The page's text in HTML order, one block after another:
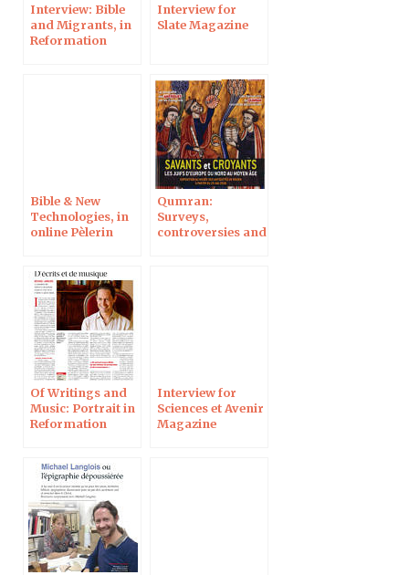
Interview: Bible
and Migrants, in
Reformation
Interview for
Slate Magazine
Bible & New
Technologies, in
online Pèlerin
Qumran:
Surveys,
controversies and
Of Writings and
Music: Portrait in
Reformation
Interview for
Sciences et Avenir
Magazine